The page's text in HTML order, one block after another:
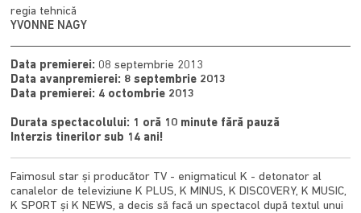
regia tehnică
YVONNE NAGY
Data premierei: 08 septembrie 2013
Data avanpremierei: 8 septembrie 2013
Data premierei: 4 octombrie 2013
Durata spectacolului: 1 oră 10 minute fără pauză
Interzis tinerilor sub 14 ani!
Faimosul star și producător TV - enigmaticul K - detonator al
canalelor de televiziune K PLUS, K MINUS, K DISCOVERY, K MUSIC,
K SPORT și K NEWS, a decis să facă un spectacol după textul unui